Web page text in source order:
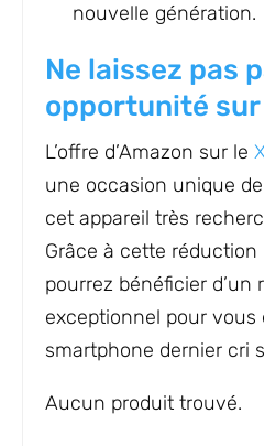
nouvelle génération.
Ne laissez pas
opportunité sur
L’offre d’Amazon sur le
une occasion unique
cet appareil très
Grâce à cette réduction
pourrez bénéficier
exceptionnel pour vous
smartphone dernier cri
Aucun produit trouvé.